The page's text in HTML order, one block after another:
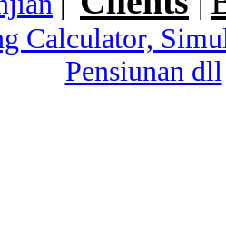
Calculator,
Pensiunan dll